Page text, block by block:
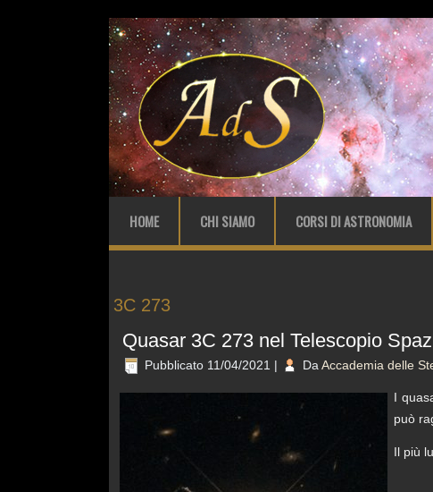
HOME CHI SIAMO CORSI DI ASTRONOMIA
3C 273
Quasar 3C 273 nel Telescopio
Pubblicato 11/04/2021 | Da Accademia delle
I
può
Il più